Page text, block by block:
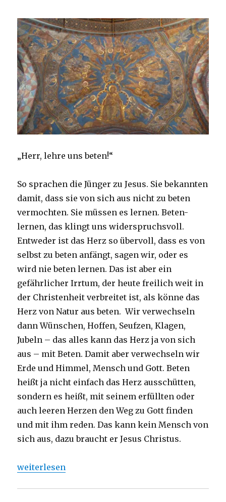
„Herr, lehre uns beten!“
So sprachen die Jünger zu Jesus. Sie bekannten
damit, dass sie von sich aus nicht zu beten
vermochten. Sie müssen es lernen. Beten-
lernen, das klingt uns widerspruchsvoll.
Entweder ist das Herz so übervoll, dass es von
selbst zu beten anfängt, sagen wir, oder es
wird nie beten lernen. Das ist aber ein
gefährlicher Irrtum, der heute freilich weit in
der Christenheit verbreitet ist, als könne das
Herz von Natur aus beten. Wir verwechseln
dann Wünschen, Hoffen, Seufzen, Klagen,
Jubeln – das alles kann das Herz ja von sich
aus – mit Beten. Damit aber verwechseln wir
Erde und Himmel, Mensch und Gott. Beten
heißt ja nicht einfach das Herz ausschütten,
sondern es heißt, mit seinem erfüllten oder
auch leeren Herzen den Weg zu Gott finden
und mit ihm reden. Das kann kein Mensch von
sich aus, dazu braucht er Jesus Christus.
„Dietrich Bonhoeffer: Das Gebetbuch der Bibel, Bad
weiterlesen